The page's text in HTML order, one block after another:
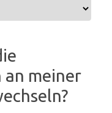
an meiner